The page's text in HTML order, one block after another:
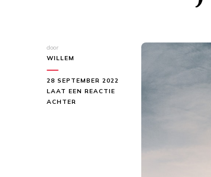
door
WILLEM
28 SEPTEMBER 2022
LAAT EEN REACTIE
ACHTER